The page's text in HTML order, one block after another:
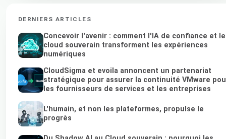
DERNIERS ARTICLES
Concevoir l'avenir : comment l'IA de confiance et le
cloud souverain transforment les expériences
numériques
CloudSigma et evoila annoncent un partenariat
stratégique pour assurer la continuité VMware
les fournisseurs de services et les entreprises
L'humain, et non les plateformes, propulse le
progrès